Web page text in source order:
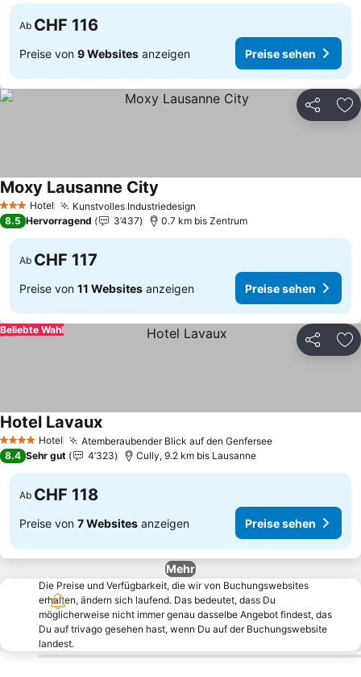
Ab CHF 116
Preise von 9 Websites anzeigen Preise sehen
Teilen
3 SterneHotel Kunstvolles Industriedesign
Moxy Lausanne City
8.5 Hervorragend 3’437 0.7 km bis Zentrum
Ab CHF 117
Preise von 11 Websites anzeigen Preise sehen
Teilen
Beliebte Wahl
4 Sterne Hotel Atemberaubender Blick auf den GenferseePreise sehen
Hotel LavauxPreise sehen
8.4 Sehr gut 4’323 Cully, 9.2 km bis Lausanne
Ab CHF 118
Preise von 7 Websites anzeigen Preise sehen
Mehr
Die Preise und Verfügbarkeit, die wir von Buchungswebsites
erhalten, ändern sich laufend. Das bedeutet, dass Du
möglicherweise nicht immer genau dasselbe Angebot findest, das
Du auf trivago gesehen hast, wenn Du auf der Buchungswebsite
landest.